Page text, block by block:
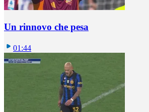
Un rinnovo che pesa
01:44